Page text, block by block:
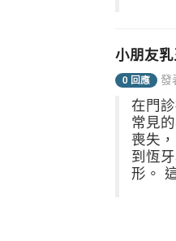
小朋友
0 回應 發
在門
常見
喪失
到恆
形。